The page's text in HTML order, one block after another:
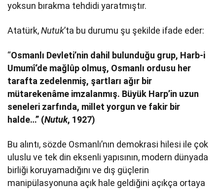
yoksun bırakma tehdidi yaratmıştır.
Atatürk,Nutuk’ta bu durumu şu şekilde ifade eder:
“Osmanlı Devleti’nin dahil bulunduğu grup, Harb-i
Umumî’de mağlûp olmuş, Osmanlı ordusu her
tarafta zedelenmiş, şartları ağır bir
mütarekenâme imzalanmış. Büyük Harp’in uzun
seneleri zarfında, millet yorgun ve fakir bir
halde…” (Nutuk, 1927)
Bu alıntı, sözde Osmanlı’nın demokrasi hilesi ile çok
uluslu ve tek din eksenli yapısının, modern dünyada
birliği koruyamadığını ve dış güçlerin
manipülasyonuna açık hale geldiğini açıkça ortaya